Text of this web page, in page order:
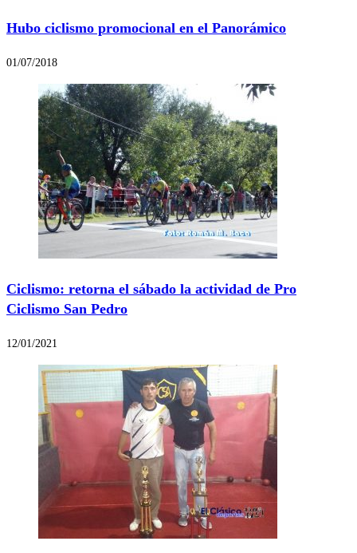
Hubo ciclismo promocional en el Panorámico
01/07/2018
Ciclismo: retorna el sábado la actividad de Pro
Ciclismo San Pedro
12/01/2021